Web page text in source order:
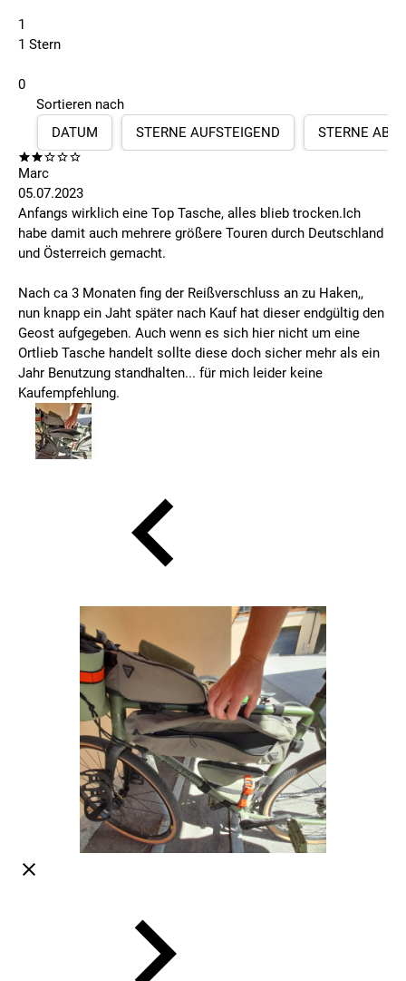
1
1 Stern
0
Sortieren nach
DATUM
STERNE AUFSTEIGEND STERNE
Marc
05.07.2023
Anfangs wirklich eine Top Tasche, alles blieb trocken.Ich
habe damit auch mehrere größere Touren durch Deutschland
und Österreich gemacht.
Nach ca 3 Monaten fing der Reißverschluss an zu Haken,,
nun knapp ein Jaht später nach Kauf hat dieser endgültig den
Geost aufgegeben. Auch wenn es sich hier nicht um eine
Ortlieb Tasche handelt sollte diese doch sicher mehr als ein
Jahr Benutzung standhalten... für mich leider keine
Kaufempfehlung.